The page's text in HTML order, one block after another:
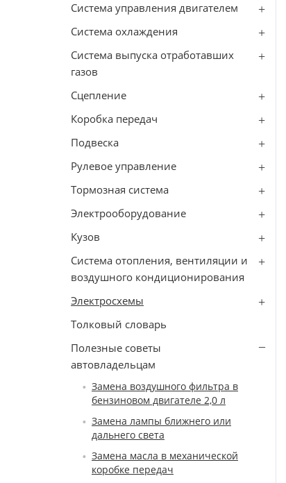
Система управления двигателем
Система охлаждения
Система выпуска отработавших
газов
Сцепление
Коробка передач
Подвеска
Рулевое управление
Тормозная система
Электрооборудование
Кузов
Система отопления, вентиляции и
воздушного кондиционирования
Электросхемы
Толковый словарь
Полезные советы
автовладельцам
Замена воздушного фильтра в
бензиновом двигателе 2,0 л
Замена лампы ближнего или
дальнего света
Замена масла в механической
коробке передач